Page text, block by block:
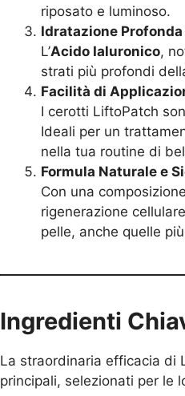
riposato e luminoso.
Idratazione Profonda
L’Acido Ialuronico,
strati più profondi
Facilità di
I cerotti LiftoPatch
Ideali per un
nella tua routine di
Formula Naturale e
Con una
rigenerazione
pelle, anche quelle
Ingredienti
La straordinaria efficacia di
principali, selezionati per le